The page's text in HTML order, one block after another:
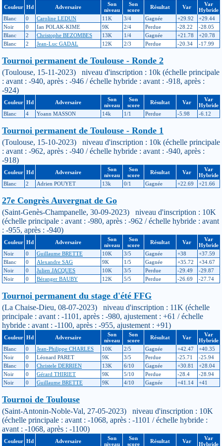
Couleur Hd Adversaire
Son
niveau
Son
score
Résultat Var
Var
Hybride
Blanc
0 Caroline LEDUN 11K 3/4 Gagnée +29.92
+29.44
Noir
0 Ian POLAK-KIME 9K 2/4 Perdue -28.22
-28.05
Blanc
2 Christophe BEZOMBES 13K 1/4 Gagnée +21.78
+20.78
Blanc
2 Jean-Luc GADAL 12K 2/3 Perdue -20.34 -17.99
Tournoi permanent de Toulouse - Ronde 2
(Toulouse, 15-11-2023) niveau d'inscription : 10k (échelle principale
: avant : -940, après : -946 / échelle hybride : avant : -918, après :
-924)
Couleur Hd Adversaire
Son
niveau
Son
score
Résultat Var
Var
Hybride
Blanc
4 Yoann MASSON 14k 1/1 Perdue -5.98 -6.12
Tournoi permanent de Toulouse - Ronde 1
(Toulouse, 15-10-2023) niveau d'inscription : 10k (échelle principale
: avant : -962, après : -940 / échelle hybride : avant : -940, après :
-918)
Couleur Hd Adversaire
Son
niveau
Son
score
Résultat Var
Var
Hybride
Blanc
2 Adrien POUYET 13k 0/1 Gagnée +22.69 +21.66
27e Congrès Auvergnat de Go
(Saint-Genès-Champanelle, 30-09-2023) niveau d'inscription : 10K
(échelle principale : avant : -980, après : -962 / échelle hybride : avant
: -955, après : -940)
Couleur Hd Adversaire
Son
niveau
Son
score
Résultat Var
Var
Hybride
Noir
0 Guillaume BRETTE 10K 3/5 Gagnée +38
+37.59
Blanc
0 Alexandre SAG 9K 1/5 Gagnée +35.72
+34.67
Noir
0 Julien JACQUES 10K 3/5 Perdue -29.49
-29.87
Noir
0 Béranger BAUBY 12K 5/5 Perdue -26.69 -27.74
Tournoi permanent du stage d'été FFG
(La Chaise-Dieu, 08-07-2023) niveau d'inscription : 11K (échelle
principale : avant : -1101, après : -980, ajustement : +61 / échelle
hybride : avant : -1100, après : -955, ajustement : +91)
Couleur Hd Adversaire
Son
niveau
Son
score
Résultat Var
Var
Hybride
Blanc
0 Jean-Philippe CHARLES 10K 2/5 Gagnée +42.47
+40.35
Noir
0 Léonard PARET 9K 3/5 Perdue -25.71
-25.94
Blanc
0 Christele DERRIEN 13K 6/10 Gagnée +30.81
+28.04
Noir
0 Gérard THIRIET 9K 5/10 Perdue -28.4
-28.94
Noir
0 Guillaume BRETTE 9K 4/10 Gagnée +41.14 +41
Tournoi de Toulouse
(Saint-Antonin-Noble-Val, 27-05-2023) niveau d'inscription : 10K
(échelle principale : avant : -1068, après : -1101 / échelle hybride :
avant : -1068, après : -1100)
Couleur Hd Adversaire
Son
niveau
Son
score
Résultat Var
Var
Hybride